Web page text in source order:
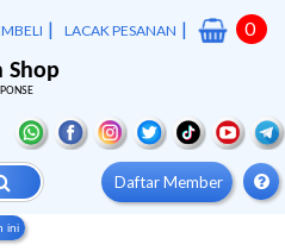
| LACAK PESANAN | 0
Shop
Daftar Member
ini